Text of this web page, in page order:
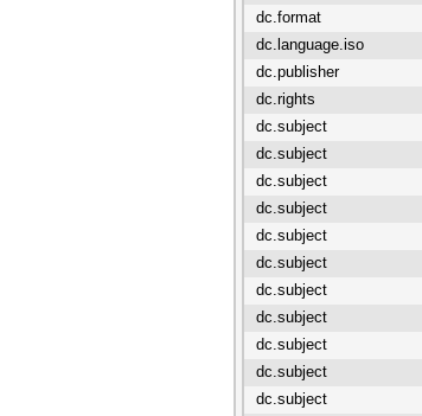
dc.format
dc.language.iso
dc.publisher
dc.rights
dc.subject
dc.subject
dc.subject
dc.subject
dc.subject
dc.subject
dc.subject
dc.subject
dc.subject
dc.subject
dc.subject